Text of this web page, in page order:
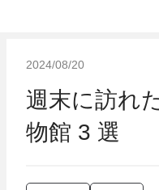
2024/08/20
週末に訪れ
物館 3 選